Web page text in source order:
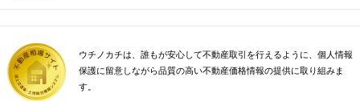
ウチノカチは、誰もが安心して不動産取引を行えるように、個人情報
保護に留意しながら品質の高い不動産価格情報の提供に取り組みま
す。